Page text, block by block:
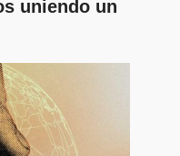
uniendo un